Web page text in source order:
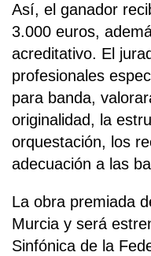
Así, el ganador
3.000 euros,
acreditativo. El
profesionales
para banda,
originalidad, la
orquestación, los
adecuación a las
La obra premiada
Murcia y será
Sinfónica de la